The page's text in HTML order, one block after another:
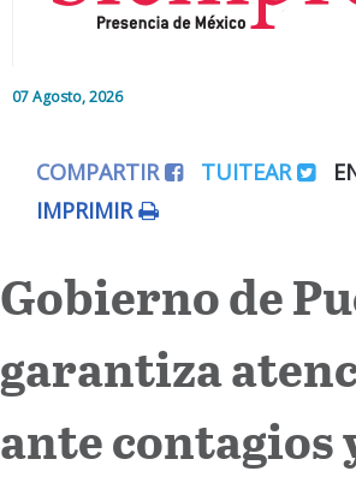
07 Agosto, 2026
Editorial
Colaboradores
Internacional
Cultura
COMPARTIR TUITEAR
IMPRIMIR
Gobierno de
garantiza
ante contagios